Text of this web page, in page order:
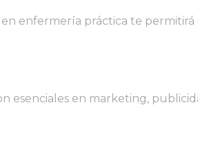
enfermería práctica te
esenciales en marketing,